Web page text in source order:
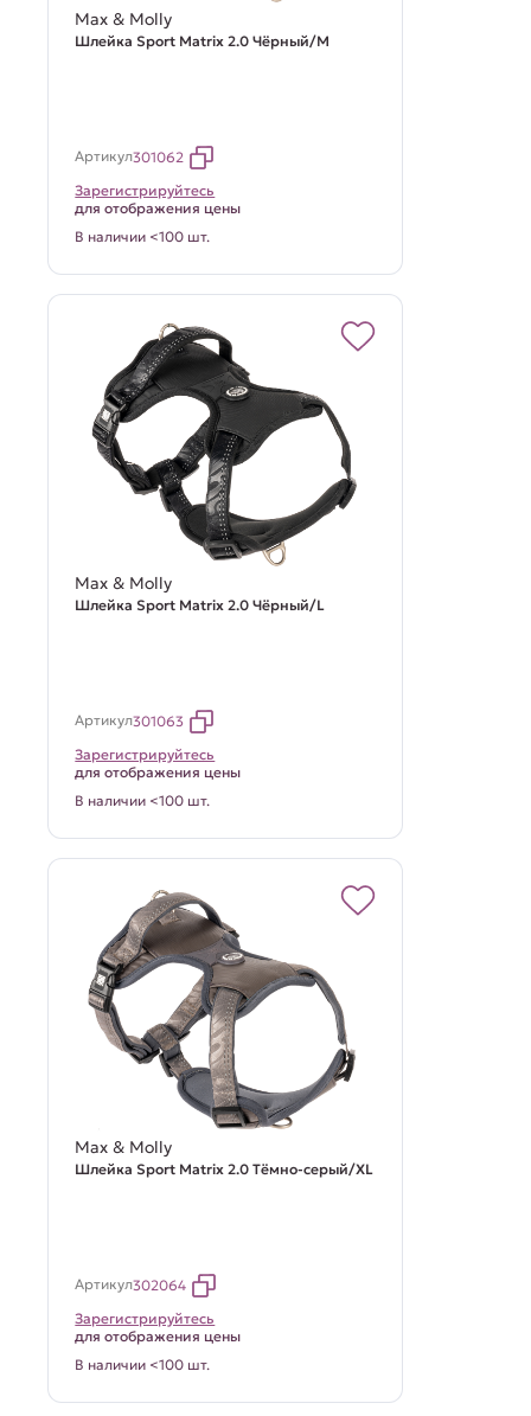
Max & Molly
Шлейка Sport Matrix 2.0 Чёрный/M
Артикул301062
Зарегистрируйтесь
для отображения цены
В наличии <100 шт.
Max & Molly
Шлейка Sport Matrix 2.0 Чёрный/L
Артикул301063
Зарегистрируйтесь
для отображения цены
В наличии <100 шт.
Max & Molly
Шлейка Sport Matrix 2.0 Тёмно-серый/XL
Артикул302064
Зарегистрируйтесь
для отображения цены
В наличии <100 шт.